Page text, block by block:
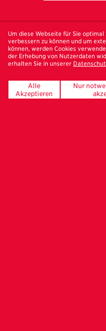
UNSERE
Um diese Webseite für Sie
verbessern zu können und um
können, werden Cookies
der Erhebung von Nutzerdaten
erhalten Sie in unserer
Alle
Akzeptieren
Nur